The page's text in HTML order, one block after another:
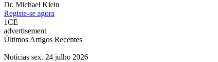
Dr. Michael Klein
Registe-se agora
1CE
advertisement
Últimos Artigos Recentes
Notícias sex. 24 julho 2026